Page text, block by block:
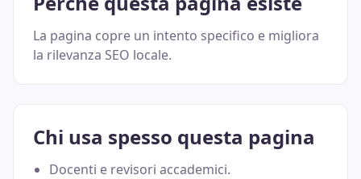
La pagina copre un intento specifico e migliora
la rilevanza SEO locale.
Chi usa spesso questa pagina
Docenti e revisori accademici.